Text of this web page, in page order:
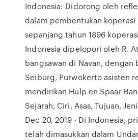
Indonesia: Didorong oleh
dalam pembentukan koperasi
sepanjang tahun 1896
Indonesia dipelopori oleh R.
bangsawan di Navan, dengan
Seiburg, Purwokerto asisten
mendirikan Hulp en Spaar
Sejarah, Ciri, Asas, Tujuan,
Dec 20, 2019 · Di Indonesia,
telah dimasukkan dalam